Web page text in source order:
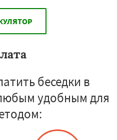
беседки в
удобным для